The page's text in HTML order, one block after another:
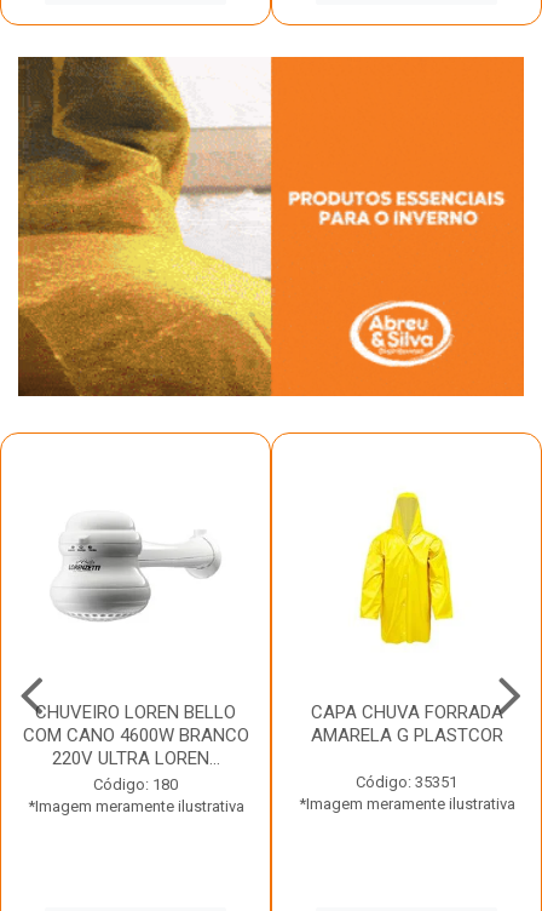
CHUVEIRO LOREN BELLO
COM CANO 4600W BRANCO
220V ULTRA LOREN...
Código: 180
*Imagem meramente ilustrativa
CAPA CHUVA FORRADA
AMARELA G PLASTCOR
Código: 35351
*Imagem meramente ilustrativa